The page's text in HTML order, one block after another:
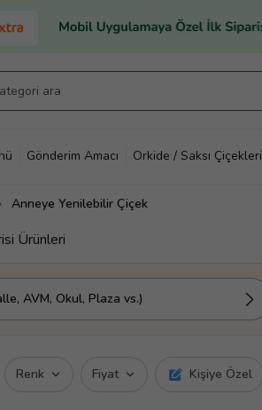
Gönderim Amacı Orkide / Saksı Çiçekleri
Anneye Yenilebilir Çiçek
Ürünleri
AVM, Okul, Plaza vs.)
Renk Fiyat Kişiye Özel